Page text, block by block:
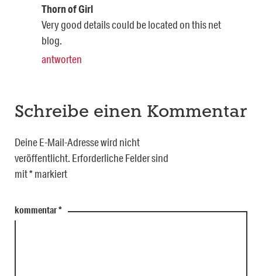
Thorn of Girl
Very good details could be located on this net
blog.
antworten
Schreibe einen Kommentar
Deine E-Mail-Adresse wird nicht
veröffentlicht. Erforderliche Felder sind
mit*markiert
kommentar*